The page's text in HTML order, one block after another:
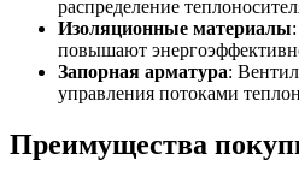
распределение
Изоляционные материалы
повышают
Запорная арматура:
управления потоками
Преимущества